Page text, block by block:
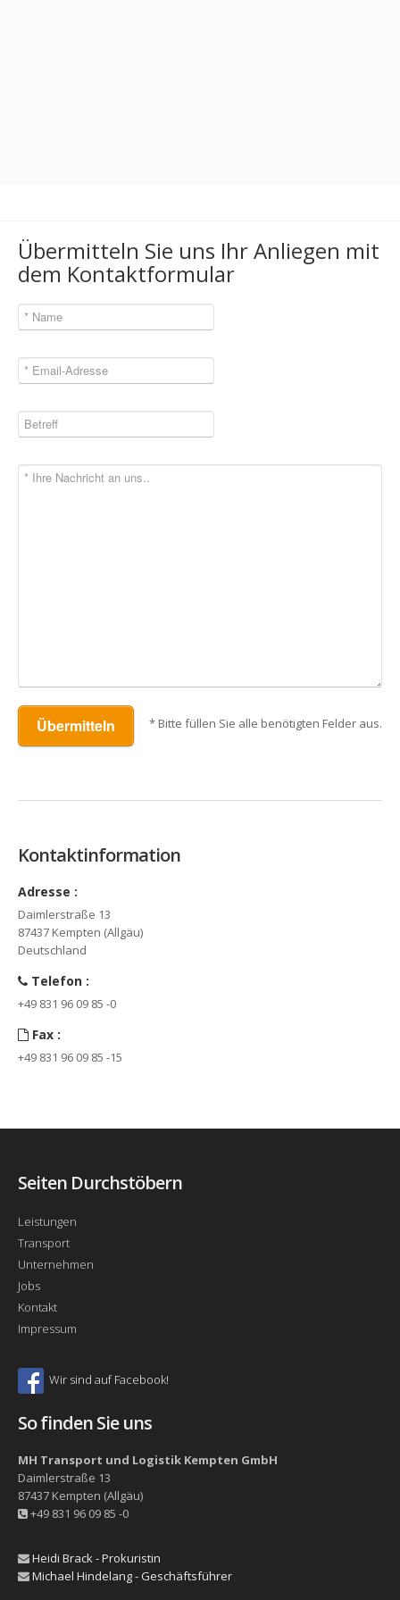
Übermitteln Sie uns Ihr Anliegen mit
dem Kontaktformular
Übermitteln * Bitte füllen Sie alle benötigten Felder aus.
Kontaktinformation
Adresse :
Daimlerstraße 13
87437 Kempten (Allgäu)
Deutschland
Telefon :
+49 831 96 09 85 -0
Fax :
+49 831 96 09 85 -15
Seiten Durchstöbern
Leistungen
Transport
Unternehmen
Jobs
Kontakt
Impressum
Wir sind auf Facebook!
So finden Sie uns
MH Transport und Logistik Kempten GmbH
Daimlerstraße 13
87437 Kempten (Allgäu)
+49 831 96 09 85 -0
Heidi Brack - Prokuristin
Michael Hindelang - Geschäftsführer